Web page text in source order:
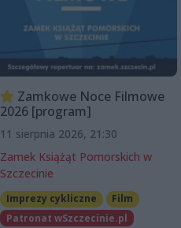
Zamkowe Noce Filmowe
2026 [program]
11 sierpnia 2026, 21:30
Zamek Książąt Pomorskich w
Szczecinie
Imprezy cykliczne
Film
Patronat wSzczecinie.pl